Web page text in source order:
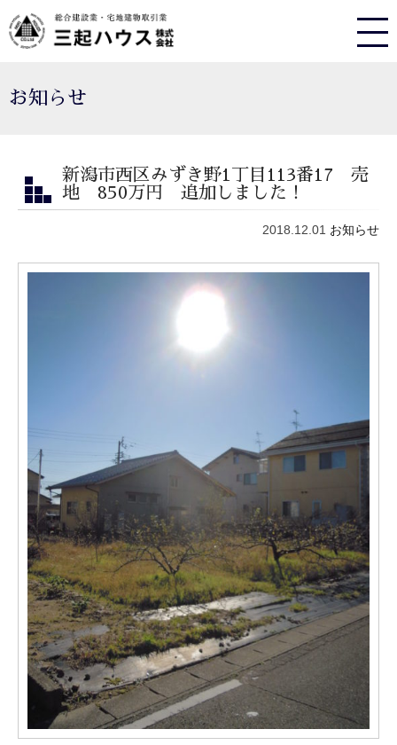
お知らせ
新潟市西区みずき野1丁目113番17 売
地 850万円 追加しました！
2018.12.01 お知らせ